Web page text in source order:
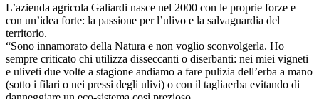
L’azienda agricola Galiardi nasce nel 2000 con le proprie forze e
con un’idea forte: la passione per l’ulivo e la salvaguardia del
territorio.
“Sono innamorato della Natura e non voglio sconvolgerla. Ho
sempre criticato chi utilizza disseccanti o diserbanti: nei miei vigneti
e uliveti due volte a stagione andiamo a fare pulizia dell’erba a mano
(sotto i filari o nei pressi degli ulivi) o con il tagliaerba evitando di